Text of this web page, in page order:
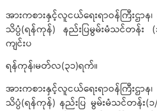
အားကစားနှင့်လူငယ်ရေးရာဝန်ကြီးဌာ
သိပ္ပံ(ရန်ကုန်) နည်းပြမွမ်းမံသင်တန်း (
ကျင်းပ
ရန်ကုန်၊မတ်လ(၃၁)ရက်။
အားကစားနှင့်လူငယ်ရေးရာဝန်ကြီးဌာ
သိပ္ပံ(ရန်ကုန်) နည်းပြ မွမ်းမံသင်တန်း(